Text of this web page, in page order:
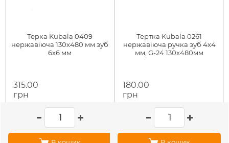
Терка Kubala 0409
нержавіюча 130х480 мм зуб
6x6 мм
315.00
грн
Тертка Kubala 0261
нержавіюча ручка зуб 4х4
мм, G-24 130х480мм
180.00
грн